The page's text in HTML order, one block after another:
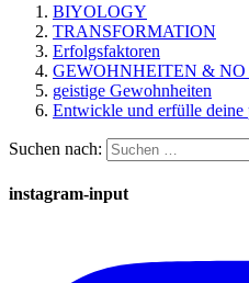
BIYOLOGY
TRANSFORMATION
Erfolgsfaktoren
GEWOHNHEITEN & NO
geistige Gewohnheiten
Entwickle und erfülle deine
Suchen nach:
instagram-input